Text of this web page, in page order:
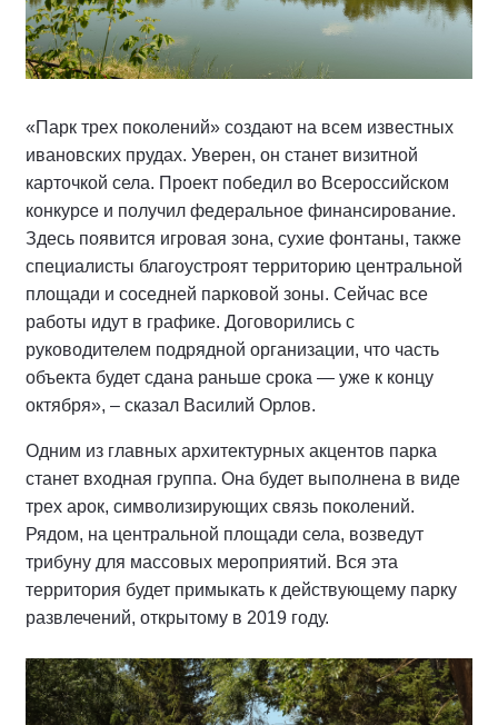
«Парк трех поколений» создают на всем известных
ивановских прудах. Уверен, он станет визитной
карточкой села. Проект победил во Всероссийском
конкурсе и получил федеральное финансирование.
Здесь появится игровая зона, сухие фонтаны, также
специалисты благоустроят территорию центральной
площади и соседней парковой зоны. Сейчас все
работы идут в графике. Договорились с
руководителем подрядной организации, что часть
объекта будет сдана раньше срока — уже к концу
октября», – сказал Василий Орлов.
Одним из главных архитектурных акцентов парка
станет входная группа. Она будет выполнена в виде
трех арок, символизирующих связь поколений.
Рядом, на центральной площади села, возведут
трибуну для массовых мероприятий. Вся эта
территория будет примыкать к действующему парку
развлечений, открытому в 2019 году.